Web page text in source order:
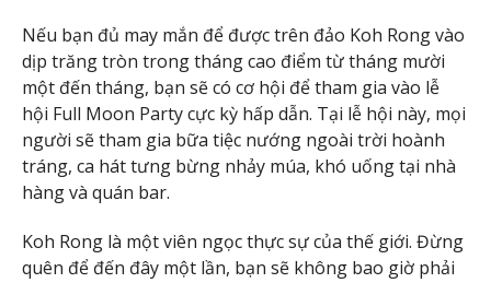
Nếu bạn đủ may mắn để được trên đảo Koh Rong vào
dịp trăng tròn trong tháng cao điểm từ tháng mười
một đến tháng, bạn sẽ có cơ hội để tham gia vào lễ
hội Full Moon Party cực kỳ hấp dẫn. Tại lễ hội này, mọi
người sẽ tham gia bữa tiệc nướng ngoài trời hoành
tráng, ca hát tưng bừng nhảy múa, khó uống tại nhà
hàng và quán bar.
Koh Rong là một viên ngọc thực sự của thế giới. Đừng
quên để đến đây một lần, bạn sẽ không bao giờ phải